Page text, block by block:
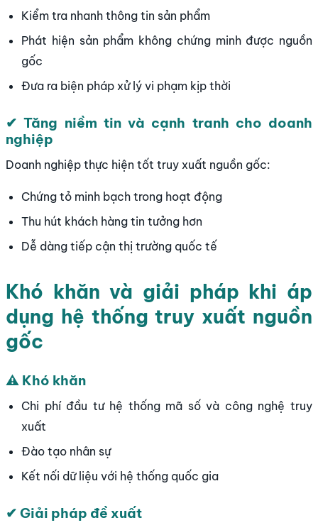
Kiểm tra nhanh thông tin sản phẩm
Phát hiện sản phẩm không chứng minh được nguồn
gốc
Đưa ra biện pháp xử lý vi phạm kịp thời
✔ Tăng niềm tin và cạnh tranh cho doanh
nghiệp
Doanh nghiệp thực hiện tốt truy xuất nguồn gốc:
Chứng tỏ minh bạch trong hoạt động
Thu hút khách hàng tin tưởng hơn
Dễ dàng tiếp cận thị trường quốc tế
Khó khăn và giải pháp khi áp
dụng hệ thống truy xuất nguồn
gốc
⚠ Khó khăn
Chi phí đầu tư hệ thống mã số và công nghệ truy
xuất
Đào tạo nhân sự
Kết nối dữ liệu với hệ thống quốc gia
✔ Giải pháp đề xuất